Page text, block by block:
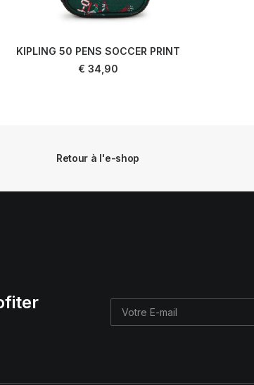
KIPLING 50 PENS SOCCER PRINT
€ 34,90
Retour à l'e-shop